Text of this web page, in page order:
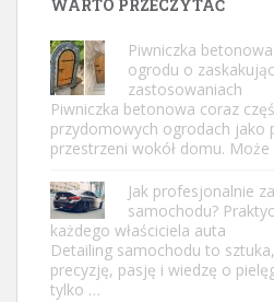
WARTO PRZECZYTAĆ
Piwniczka
ogrodu o
zastosowaniach
Piwniczka betonowa coraz
przydomowych ogrodach jako
przestrzeni wokół domu.
Jak profesjonalnie
samochodu?
każdego właściciela auta
Detailing samochodu to
precyzję, pasję i wiedzę o
tylko …